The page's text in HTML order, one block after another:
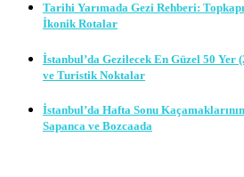
Tarihi Yarımada Gezi Rehberi:
İkonik Rotalar
İstanbul’da Gezilecek En Güzel 50 Yer
ve Turistik Noktalar
İstanbul’da Hafta Sonu
Sapanca ve Bozcaada